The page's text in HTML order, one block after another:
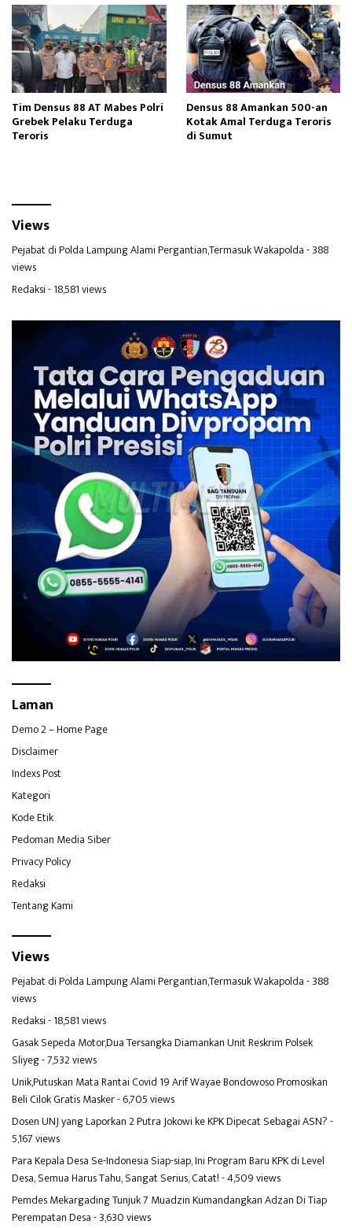
Tim Densus 88 AT Mabes Polri
Grebek Pelaku Terduga
Teroris
Densus 88 Amankan 500-an
Kotak Amal Terduga Teroris
di Sumut
Views
Pejabat di Polda Lampung Alami Pergantian,Termasuk Wakapolda- 388
views
Redaksi- 18,581 views
Laman
Demo 2 – Home Page
Disclaimer
Indexs Post
Kategori
Kode Etik
Pedoman Media Siber
Privacy Policy
Redaksi
Tentang Kami
Views
Pejabat di Polda Lampung Alami Pergantian,Termasuk Wakapolda- 388
views
Redaksi- 18,581 views
Gasak Sepeda Motor,Dua Tersangka Diamankan Unit Reskrim Polsek
Sliyeg- 7,532 views
Unik,Putuskan Mata Rantai Covid 19 Arif Wayae Bondowoso Promosikan
Beli Cilok Gratis Masker- 6,705 views
Dosen UNJ yang Laporkan 2 Putra Jokowi ke KPK Dipecat Sebagai ASN?-
5,167 views
Para Kepala Desa Se-Indonesia Siap-siap, Ini Program Baru KPK di Level
Desa, Semua Harus Tahu, Sangat Serius, Catat!- 4,509 views
Pemdes Mekargading Tunjuk 7 Muadzin Kumandangkan Adzan Di Tiap
Perempatan Desa- 3,630 views